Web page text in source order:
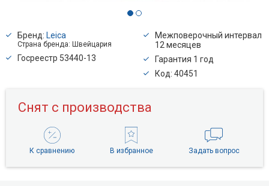
Бренд: Leica
Страна бренда: Швейцария
Госреестр 53440-13
Межповерочный интервал
12 месяцев
Гарантия 1 год
Код: 40451
Снят с производства
К сравнению В избранное Задать вопрос